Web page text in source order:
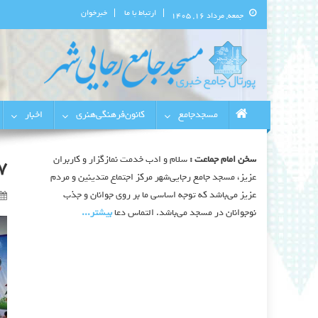
جمعه, مرداد ۱۶, ۱۴۰۵ ارتباط با ما خبرخوان
پورتال اطلاع‌رسانی مسجد
استان البرز
مسجدجامع
کانون‌فرهنگی‌هنری اخبار
سخن امام جماعت :سلام و ادب خدمت نمازگزار و کاربران
عزیز، مسجد جامع رجایی‌شهر مرکز اجتماع متدینین و مردم
عزیز می‌باشد که توجه اساسی ما بر روی جوانان و جذب
نوجوانان در مسجد می‌باشد. التماس دعابیشتر‫...‬